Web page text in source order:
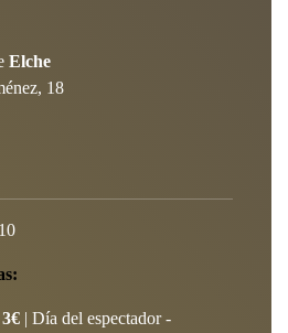
Elche
18
3€ | Día del espectador -